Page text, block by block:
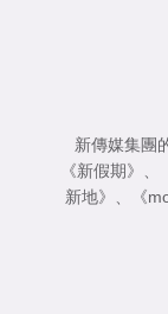
新傳媒集團
《新假期》 、
新地》 、 《